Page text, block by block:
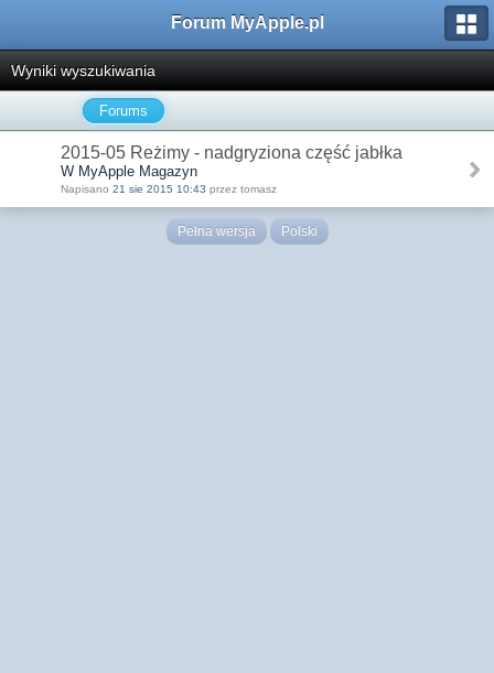
Forum MyApple.pl
Wyniki wyszukiwania
Forums
2015-05 Reżimy - nadgryziona część jabłka
W MyApple Magazyn
Napisano 21 sie 2015 10:43 przez tomasz
Pełna wersja Polski